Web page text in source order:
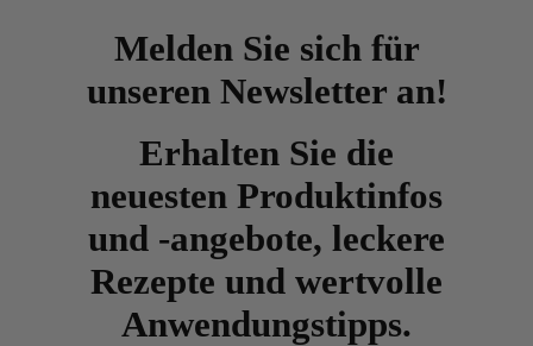
Melden Sie sich für
unseren Newsletter an!
Erhalten Sie die
neuesten Produktinfos
und -angebote, leckere
Rezepte und wertvolle
Anwendungstipps.